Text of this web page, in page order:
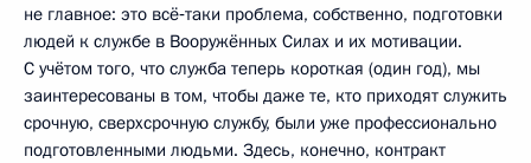
не главное: это всё‑таки проблема, собственно, подготовки
людей к службе в Вооружённых Силах и их мотивации.
С учётом того, что служба теперь короткая (один год), мы
заинтересованы в том, чтобы даже те, кто приходят служить
срочную, сверхсрочную службу, были уже профессионально
подготовленными людьми. Здесь, конечно, контракт